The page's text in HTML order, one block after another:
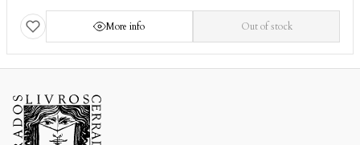
More info Out of stock